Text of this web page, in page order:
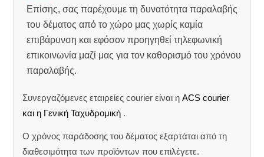
Επίσης, σας παρέχουμε τη δυνατότητα παραλαβής
του δέματος από το χώρο μας χωρίς καμία
επιβάρυνση και εφόσον προηγηθεί τηλεφωνική
επικοινωνία μαζί μας για τον καθορισμό του χρόνου
παραλαβής.
Συνεργαζόμενες εταιρείες courier είναι ηACS courier
και η Γενική Ταχυδρομική .
Ο χρόνος παράδοσης του δέματος εξαρτάται από τη
διαθεσιμότητα των προϊόντων που επιλέγετε.